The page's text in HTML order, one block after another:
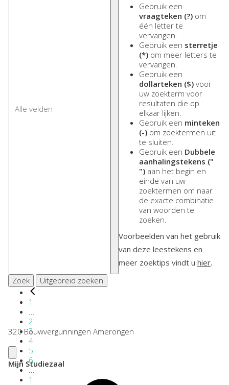
Gebruik een
vraagteken (?) om
één letter te
vervangen.
Gebruik een sterretje
(*) om meer letters te
vervangen.
Gebruik een
dollarteken ($) voor
uw zoekterm voor
resultaten die op
elkaar lijken.
Gebruik een minteken
(-) om zoektermen uit
te sluiten.
Gebruik een Dubbele
aanhalingstekens ("
") aan het begin en
einde van uw
zoektermen om naar
de exacte combinatie
van woorden te
zoeken.
Voorbeelden van het gebruik
van deze leestekens en
meer zoektips vindt u hier.
Zoek
Uitgebreid zoeken
1
2
3
4
5
6
...
1
320 Bouwvergunningen Amerongen
Mijn Studiezaal